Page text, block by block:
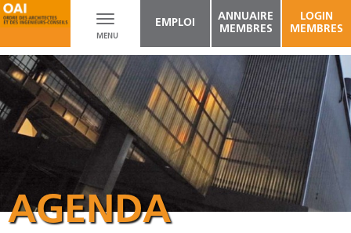
Toggle
navigation
MENU
EMPLOI
ANNUAIRE
MEMBRES
LOGIN
MEMBRES
AGENDA